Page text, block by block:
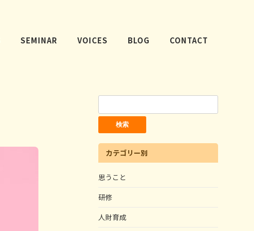
SEMINAR VOICES BLOG CONTACT
索:
カテゴリー別
思うこと
研修
人財育成